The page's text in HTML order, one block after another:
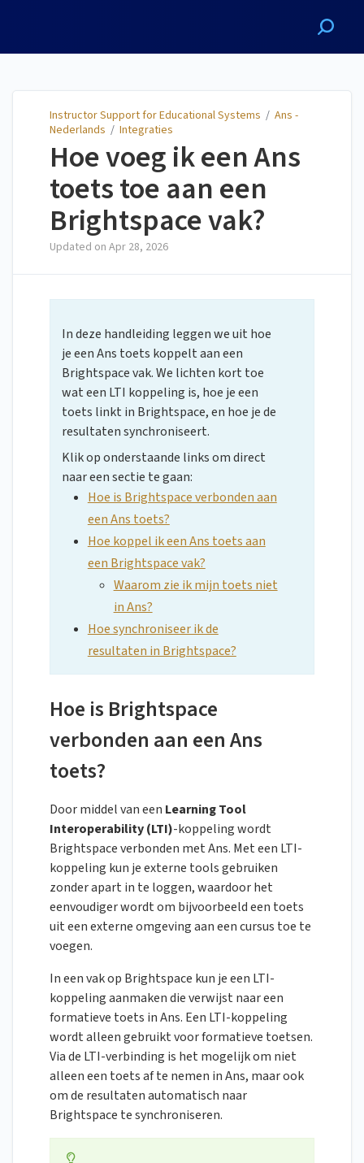
Instructor Support for Educational Systems / Ans -
Nederlands / Integraties
Hoe voeg ik een Ans
toets toe aan een
Brightspace vak?
Updated on Apr 28, 2026
In deze handleiding leggen we uit hoe
je een Ans toets koppelt aan een
Brightspace vak. We lichten kort toe
wat een LTI koppeling is, hoe je een
toets linkt in Brightspace, en hoe je de
resultaten synchroniseert.
Klik op onderstaande links om direct
naar een sectie te gaan:
Hoe is Brightspace verbonden aan
een Ans toets?
Hoe koppel ik een Ans toets aan
een Brightspace vak?
Waarom zie ik mijn toets niet
in Ans?
Hoe synchroniseer ik de
resultaten in Brightspace?
Hoe is Brightspace
verbonden aan een Ans
toets?
Door middel van een Learning Tool
Interoperability (LTI)-koppeling wordt
Brightspace verbonden met Ans. Met een LTI-
koppeling kun je externe tools gebruiken
zonder apart in te loggen, waardoor het
eenvoudiger wordt om bijvoorbeeld een toets
uit een externe omgeving aan een cursus toe te
voegen.
In een vak op Brightspace kun je een LTI-
koppeling aanmaken die verwijst naar een
formatieve toets in Ans. Een LTI-koppeling
wordt alleen gebruikt voor formatieve toetsen.
Via de LTI-verbinding is het mogelijk om niet
alleen een toets af te nemen in Ans, maar ook
om de resultaten automatisch naar
Brightspace te synchroniseren.